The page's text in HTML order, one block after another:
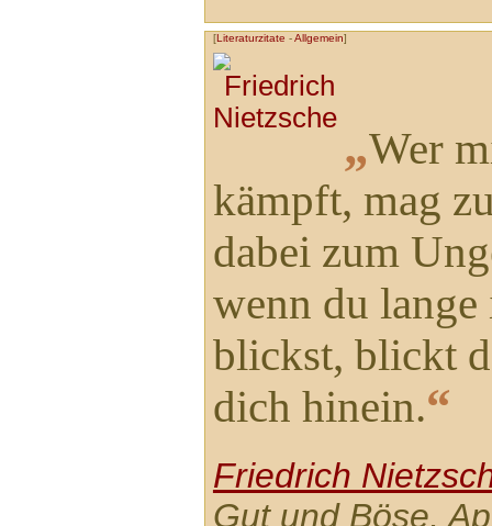
[Literaturzitate -Allgemein]
„Wer
kämpft, mag
dabei zum
wenn du
blickst, blickt
dich hinein.“
Friedrich
Gut und Böse,